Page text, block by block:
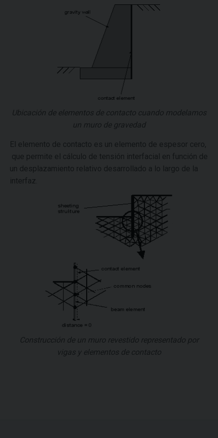
Ubicación de elementos de contacto cuando modelamos
un muro de gravedad
El elemento de contacto es un elemento de espesor cero,
que permite el cálculo de tensión interfacial en función de
un desplazamiento relativo desarrollado a lo largo de la
interfaz.
Construcción de un muro revestido representado por
vigas y elementos de contacto